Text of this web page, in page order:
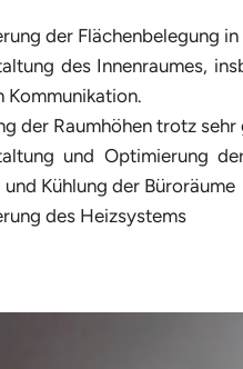
der Flächenbelegung
des Innenraumes,
Kommunikation.
der Raumhöhen trotz
und Optimierung
Kühlung der Büroräume
des Heizsystems